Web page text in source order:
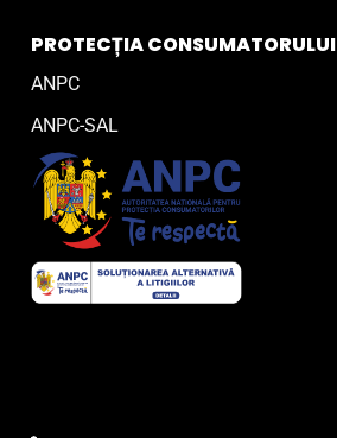
PROTECȚIA CONSUMATORULUI
ANPC
ANPC-SAL